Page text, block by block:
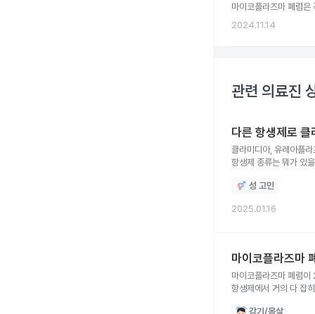
마이코플라즈마 폐렴은
2024.11.14
관련 의료진
다른 항생제로
클라미디아, 유레아플
항생제 종류는 뭐가 있
성 고민
2025.01.16
마이코플라즈마
마이코플라즈마 폐렴
항생제에서 거의 다 잡
감기/몸살